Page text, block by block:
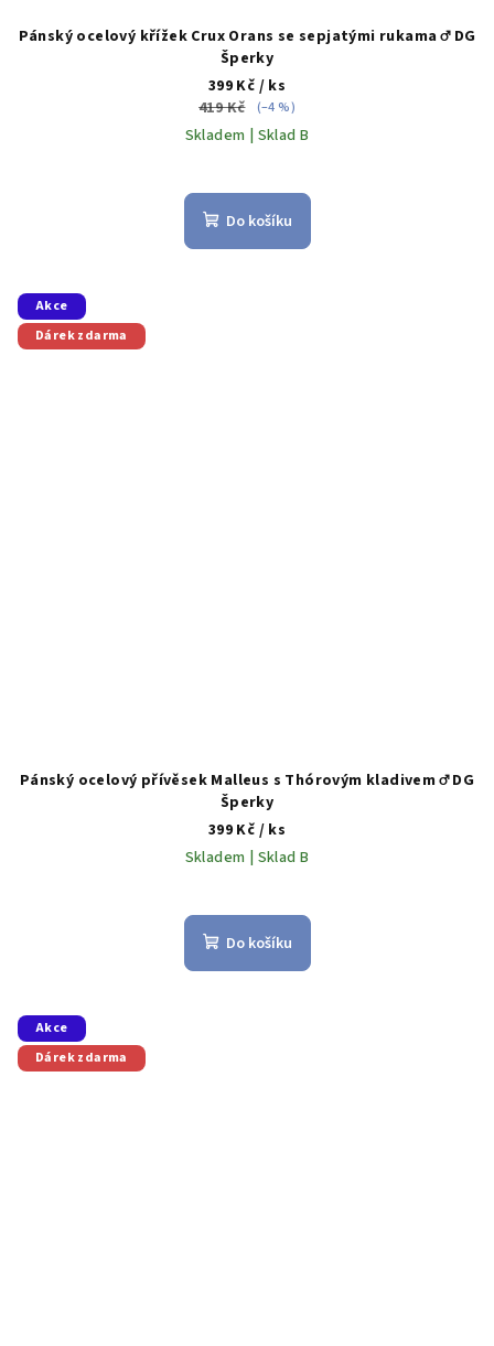
Pánský ocelový křížek Crux Orans se sepjatými rukama ♂️ DG
Šperky
399 Kč / ks
419 Kč
(–4 %)
Skladem | Sklad B
Do košíku
Akce
Dárek zdarma
Pánský ocelový přívěsek Malleus s Thórovým kladivem ♂️ DG
Šperky
399 Kč / ks
Skladem | Sklad B
Do košíku
Akce
Dárek zdarma